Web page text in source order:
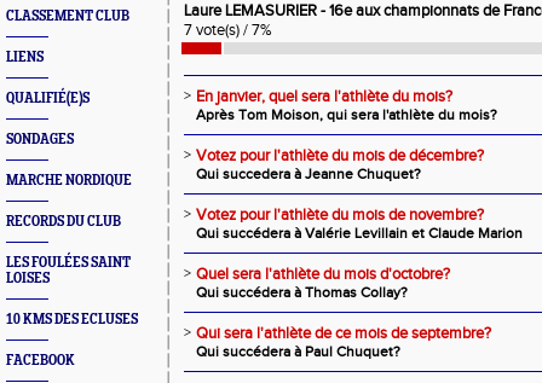
CLASSEMENT CLUB
LIENS
QUALIFIÉ(E)S
SONDAGES
MARCHE NORDIQUE
RECORDS DU CLUB
LES FOULÉES SAINT
LOISES
10 KMS DES ECLUSES
FACEBOOK
Laure LEMASURIER - 16e aux championnats de
7 vote(s) / 7%
> En janvier, quel sera l'athlète du mois?
Après Tom Moison, qui sera l'athlète du mois?
> Votez pour l'athlète du mois de décembre?
Qui succedera à Jeanne Chuquet?
> Votez pour l'athlète du mois de novembre?
Qui succédera à Valérie Levillain et Claude Marion
> Quel sera l'athlète du mois d'octobre?
Qui succédera à Thomas Collay?
> Qui sera l'athlète de ce mois de septembre?
Qui succédera à Paul Chuquet?